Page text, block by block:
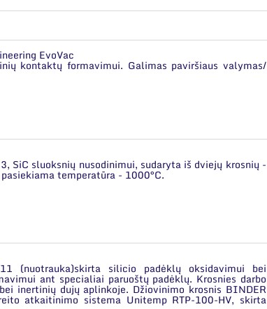
EvoVac
kontaktų formavimui. Galimas paviršiaus valymas/
SiC sluoksnių nusodinimui, sudaryta iš dviejų krosnių -
temperatūra - 1000°C.
(nuotrauka)skirta silicio padėklų oksidavimui bei
ant specialiai paruoštų padėklų. Krosnies darbo
inertinių dujų aplinkoje. Džiovinimo krosnis BINDER
atkaitinimo sistema Unitemp RTP-100-HV, skirta